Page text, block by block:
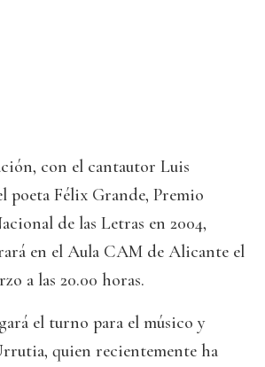
con el cantautor Luis
poeta Félix Grande, Premio
de las Letras en 2004,
en el Aula CAM de Alicante el
a las 20.00 horas.
el turno para el músico y
quien recientemente ha